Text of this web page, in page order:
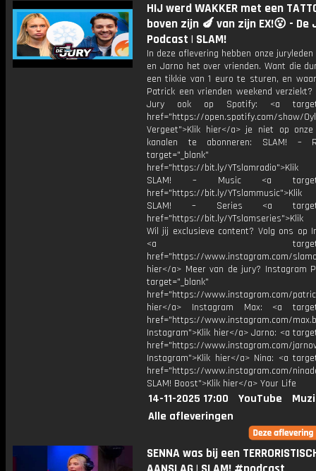
HIJ werd WAKKER met een
boven zijn 🍆 van zijn EX!😮 - De
Podcast | SLAM!
In deze aflevering hebben onze juryleden
en Jarno het over vrienden. Want die
een tikkie van 1 euro te sturen, en
Patrick een vrienden weekend verziekt?
Jury ook op Spotify: <a
href="https://open.spotify.com/show/
Vergeet">Klik hier</a> je niet op onze
kanalen te abonneren: SLAM! –
target="_blank"
href="https://bit.ly/
SLAM! – Music <a
href="https://bit.ly/
SLAM! – Series <a
href="https://bit.ly/
Wil jij exclusieve content? Volg ons op
<a
href="https://www.instagram.com/
hier</a> Meer van de jury? Instagram
target="_blank"
href="https://www.instagram.com/
hier</a> Instagram Max: <a
href="https://www.instagram.com/
Instagram">Klik hier</a> Jarno: <a
href="https://www.instagram.com/
Instagram">Klik hier</a> Nina: <a
href="https://www.instagram.com/
SLAM! Boost">Klik hier</a> Your Life
14-11-2025 17:00 YouTube
Alle afleveringen
SENNA was bij een